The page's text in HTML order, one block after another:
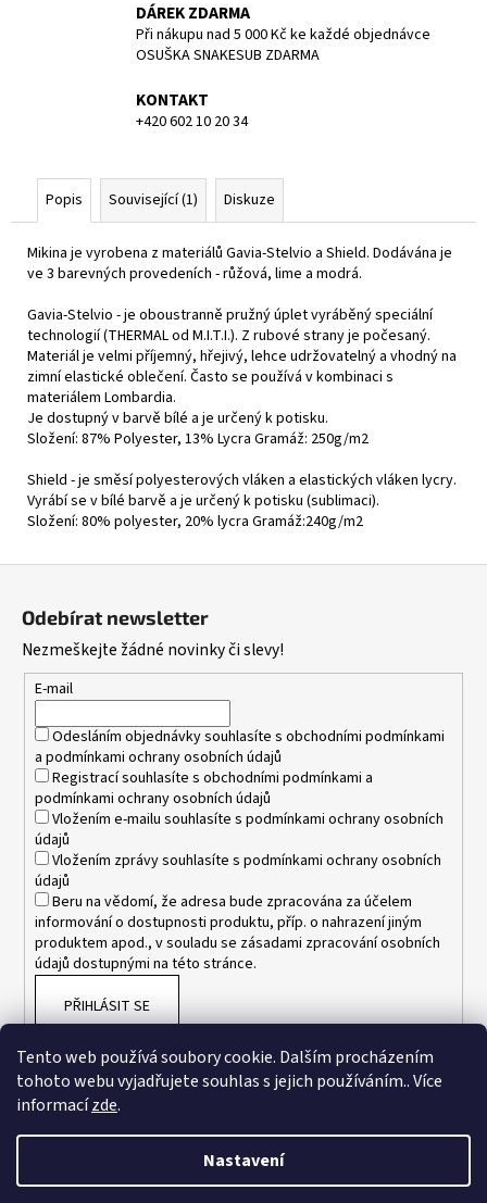
Tento web používá soubory cookie. Dalším procházením
tohoto webu vyjadřujete souhlas s jejich používáním.. Více
informacízde.
Nastavení
DÁREK ZDARMA
Při nákupu nad 5 000 Kč ke každé objednávce
OSUŠKA SNAKESUB ZDARMA
KONTAKT
+420 602 10 20 34
Popis Související (1) Diskuze
Mikina je vyrobena z materiálů Gavia-Stelvio a Shield. Dodávána je
ve 3 barevných provedeních - růžová, lime a modrá.
Gavia-Stelvio - je oboustranně pružný úplet vyráběný speciální
technologií (THERMAL od M.I.T.I.). Z rubové strany je počesaný.
Materiál je velmi příjemný, hřejivý, lehce udržovatelný a vhodný na
zimní elastické oblečení. Často se používá v kombinaci s
materiálem Lombardia.
Je dostupný v barvě bílé a je určený k potisku.
Složení: 87% Polyester, 13% Lycra Gramáž: 250g/m2
Shield - je směsí polyesterových vláken a elastických vláken lycry.
Vyrábí se v bílé barvě a je určený k potisku (sublimaci).
Složení: 80% polyester, 20% lycra Gramáž:240g/m2
Odebírat newsletter
Nezmeškejte žádné novinky či slevy!
E-mail
Odesláním objednávky souhlasíte s obchodními podmínkami
a podmínkami ochrany osobních údajů
Registrací souhlasíte s obchodními podmínkami a
podmínkami ochrany osobních údajů
Vložením e-mailu souhlasíte s podmínkami ochrany osobních
údajů
Vložením zprávy souhlasíte s podmínkami ochrany osobních
údajů
Beru na vědomí, že adresa bude zpracována za účelem
informování o dostupnosti produktu, příp. o nahrazení jiným
produktem apod., v souladu se zásadami zpracování osobních
údajů dostupnými na této stránce.
PŘIHLÁSIT SE